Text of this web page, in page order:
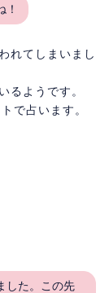
れてしまいまし
るようです。
で占います。
した。この先